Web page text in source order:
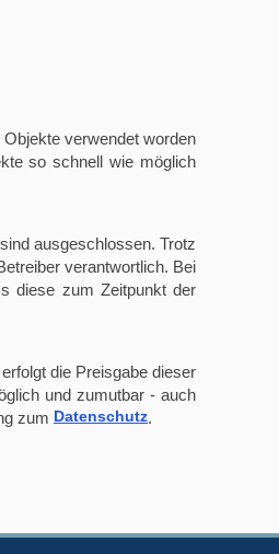
verwendet worden
so schnell wie möglich
ausgeschlossen. Trotz
verantwortlich. Bei
diese zum Zeitpunkt der
die Preisgabe dieser
und zumutbar - auch
zum Datenschutz.